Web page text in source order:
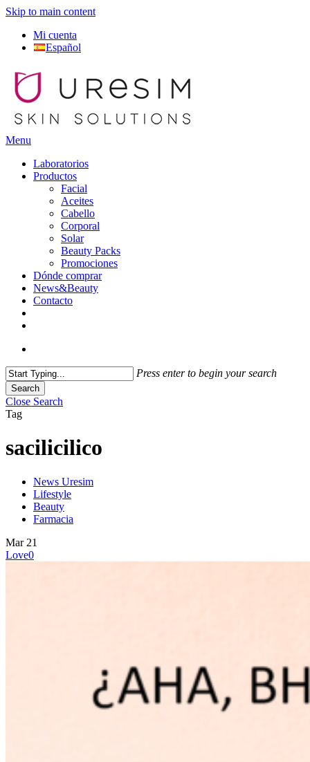
Skip to main content
Mi cuenta
Español
Menu
Laboratorios
Productos
Facial
Aceites
Cabello
Corporal
Solar
Beauty Packs
Promociones
Dónde comprar
News&Beauty
Contacto
Press enter to begin your search
Search
Close Search
Tag
sacilicilico
News Uresim
Lifestyle
Beauty
Farmacia
Mar 21
Love0